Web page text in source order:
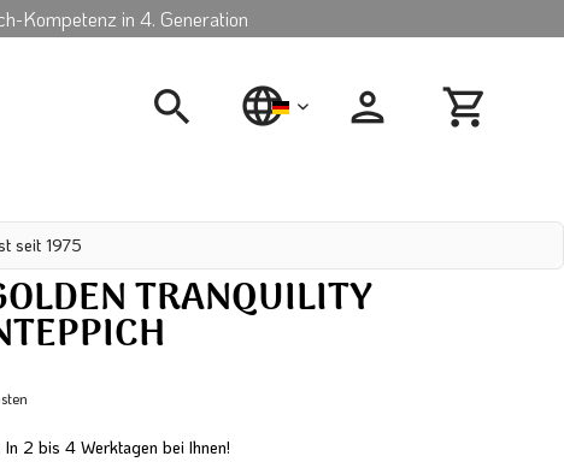
Kompetenz in 4. Generation
deutsch
seit 1975
TRANQUILITY
2 bis 4 Werktagen bei Ihnen!